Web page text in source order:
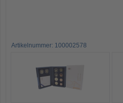
Artikelnummer: 100002578